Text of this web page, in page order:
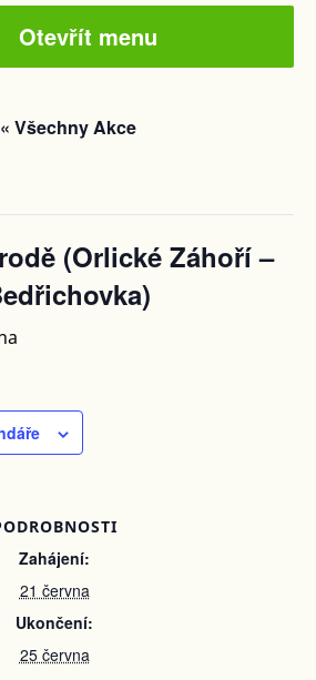
Otevřít menu
« Všechny Akce
(Orlické Záhoří –
Zahájení:
21 června
Ukončení:
25 června